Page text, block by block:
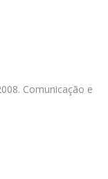
Comunicação e